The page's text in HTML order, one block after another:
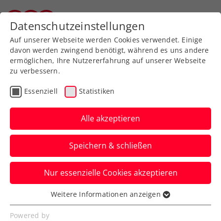
Zurück zur Newsübersicht
Rollstuhltennis
Erste Bank Open: Super
Sunday mit Thiem und
Zverev
Österreichs Aushängeschild und der
Weltranglistendritte lassen das US-Open-
Datenschutzeinstellungen
Auf unserer Webseite werden Cookies verwendet. Einige
davon werden zwingend benötigt, während es uns andere
ermöglichen, Ihre Nutzererfahrung auf unserer Webseite
zu verbessern.
Essenziell Statistiken
Alle akzeptieren
Speichern & schließen
Nur essenzielle Cookies akzeptieren
Essenziell
Essenzielle Cookies werden für grundlegende
Weitere Informationen anzeigen
Powered by